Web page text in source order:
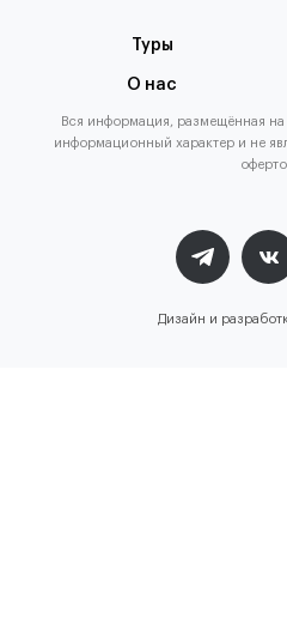
Туры
О нас
Вся информация, размещённая
информационный характер и не
Дизайн и